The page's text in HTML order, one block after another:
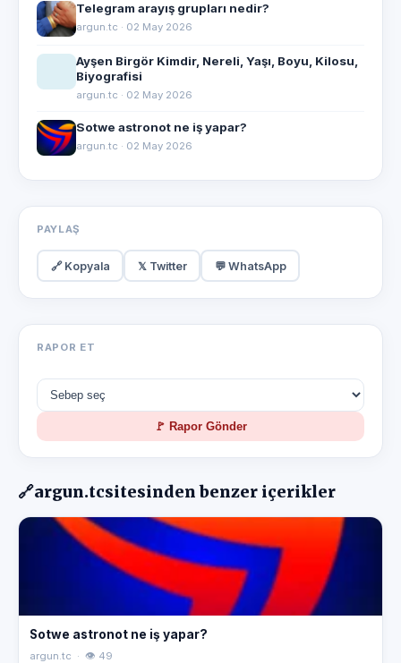
Telegram arayış grupları nedir?
argun.tc · 02 May 2026
Ayşen Birgör Kimdir, Nereli, Yaşı, Boyu, Kilosu,
Biyografisi
argun.tc · 02 May 2026
Sotwe astronot ne iş yapar?
argun.tc · 02 May 2026
PAYLAŞ
🔗 Kopyala 𝕏 Twitter 💬 WhatsApp
RAPOR ET
🚩 Rapor Gönder
🔗argun.tcsitesinden benzer içerikler
Sotwe astronot ne iş yapar?
argun.tc · 👁 49